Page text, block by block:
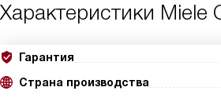
Характеристики Miele
Гарантия
Страна производства